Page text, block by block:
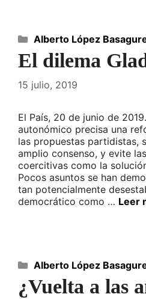
El dilema
15 julio, 2019
El País, 20 de junio de
autonómico precisa una
las propuestas partidistas,
amplio consenso, y evite
coercitivas como la
Pocos asuntos se han
tan potencialmente
democrático como … Leer
Categorías
Alberto López
¿Vuelta a las
Categorías
Alberto López